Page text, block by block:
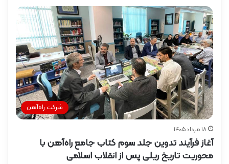
شرکت راه‌آهن
۱۸ مرداد ۱۴۰۵
آغاز فرآیند تدوین جلد سوم کتاب جامع راه‌آهن با
محوریت تاریخ ریلی پس از انقلاب اسلامی